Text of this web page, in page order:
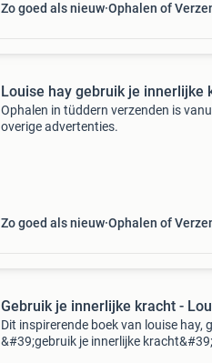
Zo goed als nieuw Ophalen of
Louise hay gebruik je innerlijke
Ophalen in tüddern verzenden is
overige advertenties.
Zo goed als nieuw Ophalen of
Gebruik je innerlijke kracht -
Dit inspirerende boek van louise hay,
&#39;gebruik je innerlijke